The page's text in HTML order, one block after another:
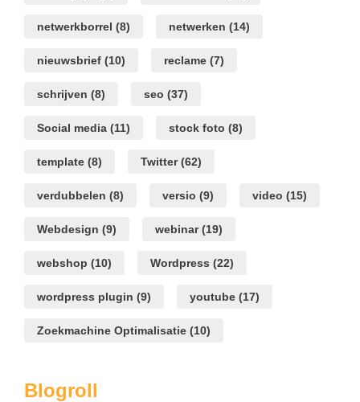
netwerkborrel (8) netwerken (14)
nieuwsbrief (10) reclame (7)
schrijven (8) seo (37)
Social media (11) stock foto (8)
template (8) Twitter(62)
verdubbelen (8) versio (9) video (15)
Webdesign (9) webinar(19)
webshop (10) Wordpress (22)
wordpress plugin (9) youtube (17)
Zoekmachine Optimalisatie (10)
Blogroll